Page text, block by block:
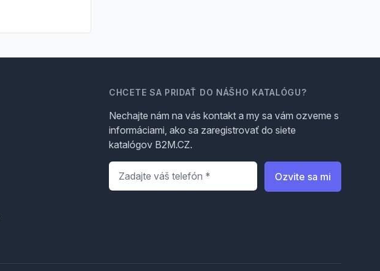
CHCETE SA PRIDAŤ DO NÁŠHO KATALÓGU?
Nechajte nám na vás kontakt a my sa vám ozveme s
informáciami, ako sa zaregistrovať do siete
katalógov B2M.CZ.
Telefón
Ozvite sa mi